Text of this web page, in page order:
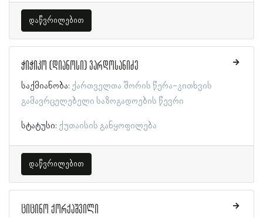
დაწვრილებით
ჭიჭიკო (დიანოსი) ვარდოსანიძე
საქმიანობა: ქართველთა შორის წერა-კითხვის
გამავრცელებელი საზოგადოების წევრი
სტატუსი: ქუთაისის განყოფილება
დაწვრილებით
ციცინო ქორქაშვილი